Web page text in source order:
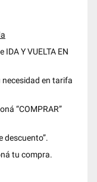
IDA Y VUELTA EN
necesidad en tarifa
“COMPRAR”
descuento”.
tu compra.